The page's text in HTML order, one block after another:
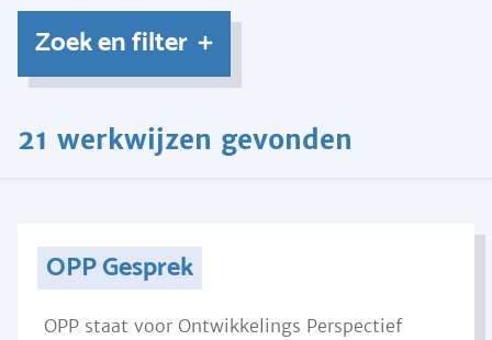
Zoek en filter
21 werkwijzen gevonden
OPP Gesprek
OPP staat voor Ontwikkelings Perspectief